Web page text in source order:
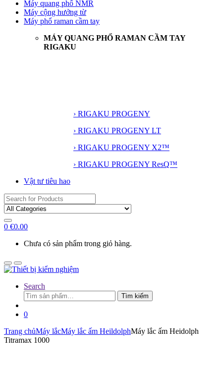
Máy quang phổ NMR
Máy cộng hưởng từ
Máy phổ raman cầm tay
MÁY QUANG PHỔ RAMAN CẦM TAY
RIGAKU
› RIGAKU PROGENY
› RIGAKU PROGENY LT
› RIGAKU PROGENY X2™
› RIGAKU PROGENY ResQ™
Vật tư tiêu hao
Search
for:
0 €0.00
Chưa có sản phẩm trong giỏ hàng.
Search
Tìm
kiếm:
Tìm kiếm
0
Trang chủMáy lắcMáy lắc ấm HeildolphMáy lắc ấm Heidolph
Titramax 1000